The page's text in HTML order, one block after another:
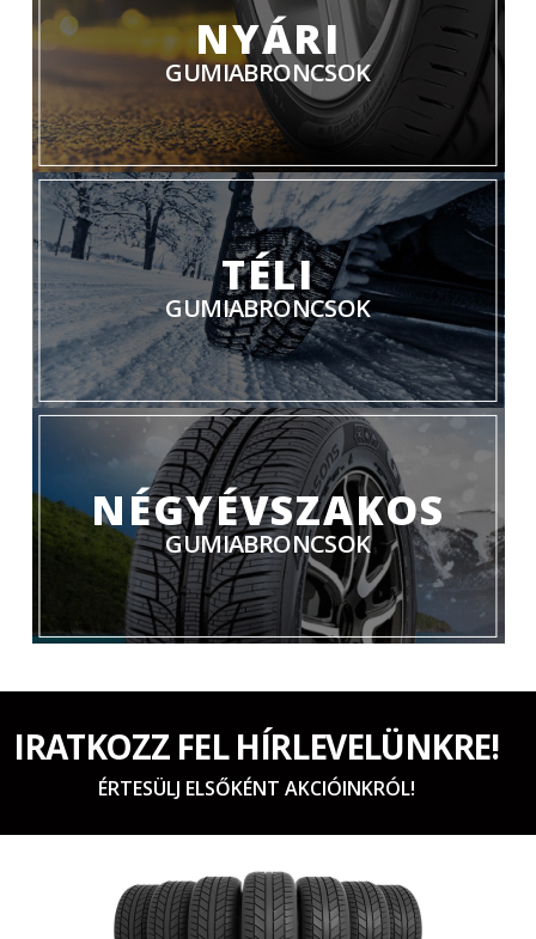
NYÁRI
GUMIABRONCSOK
TÉLI
GUMIABRONCSOK
NÉGYÉVSZAKOS
GUMIABRONCSOK
IRATKOZZ FEL HÍRLEVELÜNKRE!
ÉRTESÜLJ ELSŐKÉNT AKCIÓINKRÓL!